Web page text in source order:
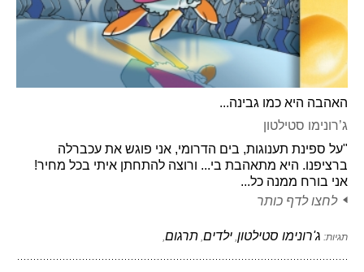
האהבה היא כמו גבינה...
ג’רונימו סטילטון
"על ספינת תענוגות, בים הדרומי, אני פוגש את עכברלה
ברציפנו. היא מתאהבת בי... ורוצה להתחתן איתי בכל מחיר!
אני בורח ממנה כל...
לחצו לדף כותר
תגיות: ג'רונימו סטילטון ילדים תרגום